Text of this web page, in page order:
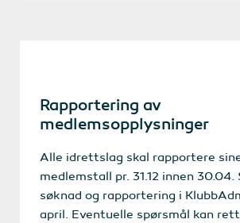
Rapportering av
medlemsopplysninger
Alle idrettslag skal rapportere
medlemstall pr. 31.12 innen 30.04.
søknad og rapportering i
april. Eventuelle spørsmål kan